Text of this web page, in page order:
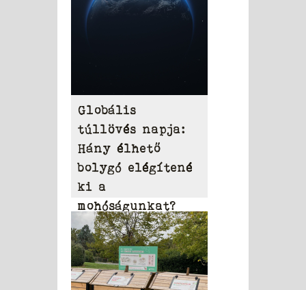
Globális
túllövés napja:
Hány élhető
bolygó elégítené
ki a
mohóságunkat?